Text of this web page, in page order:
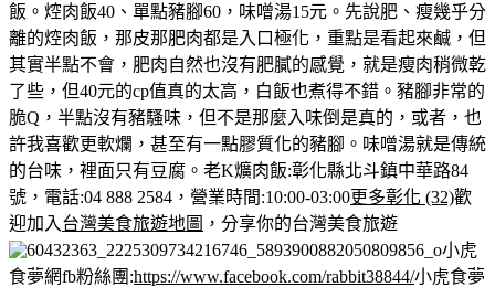
飯。 焢肉飯40、單點豬腳60，味噌湯15元。 先說肥、瘦幾乎分
離的焢肉飯，那皮那肥肉都是入口極化，重點是看起來鹹，但
其實半點不會，肥肉自然也沒有肥膩的感覺，就是瘦肉稍微乾
了些，但40元的cp值真的太高，白飯也煮得不錯。 豬腳非常的
脆Q，半點沒有豬騷味，但不是那麼入味倒是真的，或者，也
許我喜歡更軟爛，甚至有一點膠質化的豬腳。味噌湯就是傳統
的台味，裡面只有豆腐。 老K爌肉飯:彰化縣北斗鎮中華路84
號，電話:04 888 2584，營業時間:10:00-03:00更多彰化 (32)歡
迎加入 台灣美食旅遊地圖 ，分享你的台灣美食旅遊
小虎
食夢網fb粉絲團:https://www.facebook.com/rabbit38844/小虎食夢